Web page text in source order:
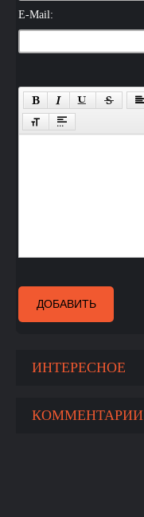
E-Mail:
ДОБАВИТЬ
ИНТЕРЕСНОЕ
КОММЕНТАРИИ